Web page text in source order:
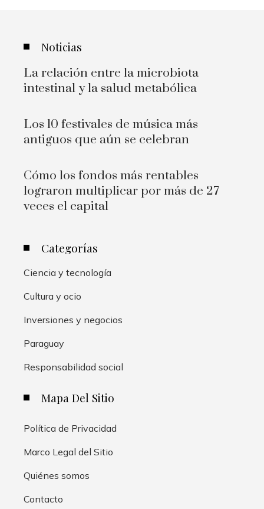
Noticias
La relación entre la microbiota
intestinal y la salud metabólica
Los 10 festivales de música más
antiguos que aún se celebran
Cómo los fondos más rentables
lograron multiplicar por más de 27
veces el capital
Categorías
Ciencia y tecnología
Cultura y ocio
Inversiones y negocios
Paraguay
Responsabilidad social
Mapa Del Sitio
Política de Privacidad
Marco Legal del Sitio
Quiénes somos
Contacto